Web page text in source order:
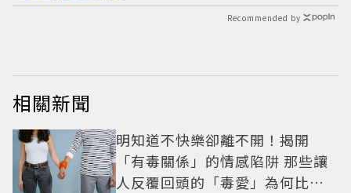
Recommended by
相關新聞
明知道不快樂卻離不開！揭開
「有毒關係」的情感陷阱 那些讓
人反覆回頭的「毒愛」為何比菸